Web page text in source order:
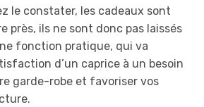
le constater, les cadeaux sont
près, ils ne sont donc pas laissés
fonction pratique, qui va
d’un caprice à un besoin
garde-robe et favoriser vos